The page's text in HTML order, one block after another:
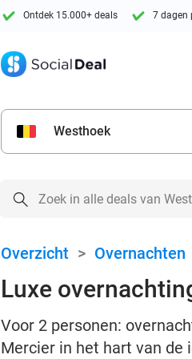
Ontdek 15.000+ deals 7 dagen
Westhoek
Overzicht > Overnachten
Luxe
Voor 2 personen:
Mercier in het hart van de